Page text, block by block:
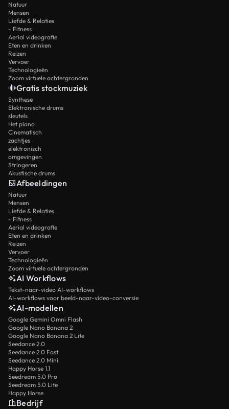
Natuur
Mensen
Liefde & Relaties
- Fitness
Aerial videografie
Eten en drinken
Reizen
Vervoer
Technologieën
Zoom virtuele achtergronden
Gratis stockmuziek
Synthese
Elektronische drums
sleutels
Het piano
Cinematisch
zachtjes
elektronisch
omgevingen
Stringeren
Akustische drums
Afbeeldingen
Natuur
Mensen
Liefde & Relaties
- Fitness
Aerial videografie
Eten en drinken
Reizen
Vervoer
Technologieën
Zoom virtuele achtergronden
AI Workflows
Tekst-naar-video AI-workflows
AI-workflows voor beeld-naar-video-conversie
AI-modellen
Google Gemini Omni Flash
Google Nano Banana 2
Google Nano Banana 2 Lite
Seedance 2.0
Seedance 2.0 Fast
Seedance 2.0 Mini
Happy Horse 1.1
Seedream 5.0 Pro
Seedream 5.0 Lite
Happy Horse
Bedrijf